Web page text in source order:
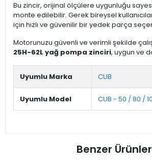
Bu zincir, orijinal ölçülere uygunluğu
monte edilebilir. Gerek bireysel
için hızlı ve güvenilir bir yedek parça
Motorunuzu güvenli ve verimli şekilde
25H-62L yağ pompa zinciri, uygun ve
Uyumlu Marka CUB
Uyumlu Model CUB - 50 / 80 /
Benzer Ürünler